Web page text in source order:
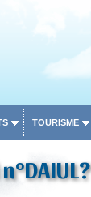
TOURISME